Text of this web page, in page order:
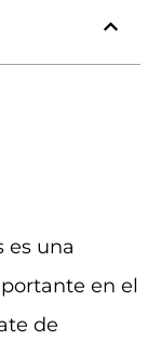
es una
en el
de